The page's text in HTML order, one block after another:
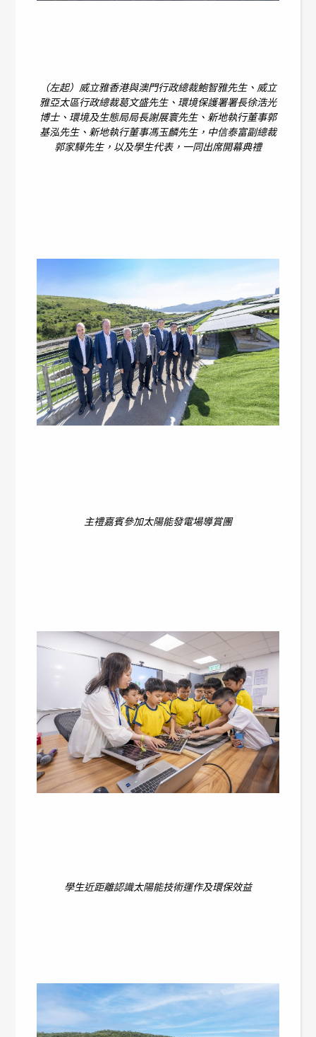
（左起）威立雅香港與澳門行政總裁鮑智雅先生、威立
雅亞太區行政總裁葛文盛先生、環境保護署署長徐浩光
博士、環境及生態局局長謝展寰先生、新地執行董事郭
基泓先生、新地執行董事馮玉麟先生，中信泰富副總裁
郭家驊先生，以及學生代表，一同出席開幕典禮
主禮嘉賓參加太陽能發電場導賞團
學生近距離認識太陽能技術運作及環保效益